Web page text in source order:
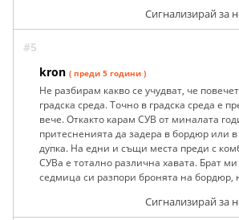
Сигнализирай за
#5
kron ( преди 5 години )
Не разбирам какво се учудват, че
градска среда. Точно в градска среда е
вече. Откакто карам СУВ от миналата
притесненията да задера в бордюр или
дупка. На едни и същи места преди с
СУВа е тотално различна хавата. Брат
седмица си разпори бронята на бордюр,
Сигнализирай за